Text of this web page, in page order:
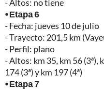
- Altos: no tiene
⦁ Etapa 6
- Fecha: jueves 10 de julio
- Trayecto: 201,5 km
- Perfil: plano
- Altos: km 35, km 56 (3ª),
174 (3ª) y km 197 (4ª)
⦁ Etapa 7